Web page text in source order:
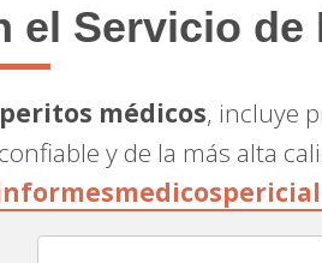
Servicio de
peritos médicos, incluye
y de la más alta